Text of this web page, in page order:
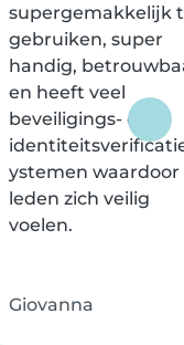
supergemakkelijk
gebruiken, super
handig,
en heeft veel
beveiligings- en
ystemen waardoor
leden zich veilig
voelen.
Giovanna